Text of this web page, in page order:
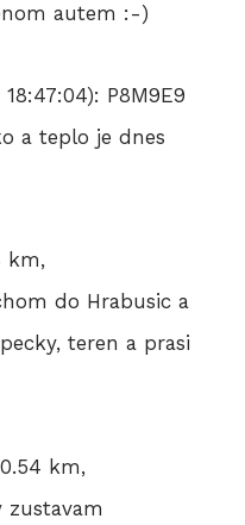
autem :-)
P8M9E9
a teplo je dnes
km,
do Hrabusic a
teren a prasi
km,
zustavam